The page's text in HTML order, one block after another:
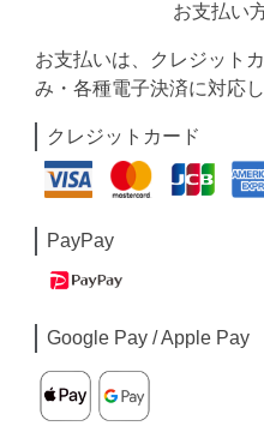
お支払い
お支払いは、クレジット
み・各種電子決済に対応し
クレジットカード
PayPay
Google Pay / Apple Pay